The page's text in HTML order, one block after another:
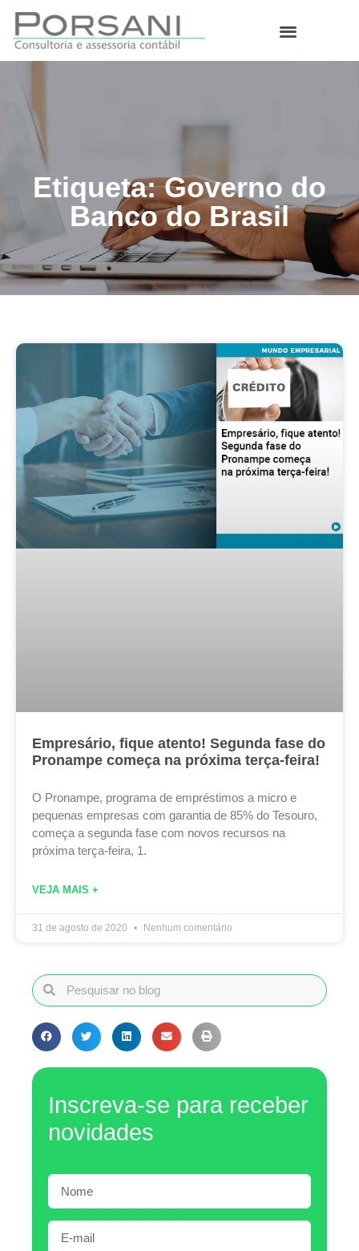
Etiqueta: Governo do
Banco do Brasil
Empresário, fique atento! Segunda fase do
Pronampe começa na próxima terça-feira!
O Pronampe, programa de empréstimos a micro e
pequenas empresas com garantia de 85% do Tesouro,
começa a segunda fase com novos recursos na
próxima terça-feira, 1.
VEJA MAIS +
31 de agosto de 2020 Nenhum comentário
Inscreva-se para receber
novidades